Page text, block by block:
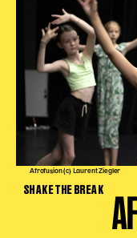
Afrofusion (c) Laurent Ziegler
SHAKE THE BREAK